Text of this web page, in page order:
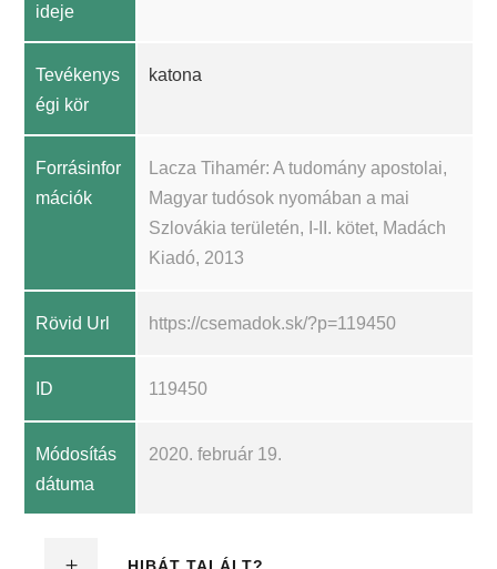
ideje
Tevékenys
égi kör
katona
Forrásinfor
mációk
Lacza Tihamér: A tudomány apostolai,
Magyar tudósok nyomában a mai
Szlovákia területén, I-II. kötet, Madách
Kiadó, 2013
Rövid Url https://csemadok.sk/?p=119450
ID 119450
Módosítás
dátuma
2020. február 19.
HIBÁT TALÁLT?